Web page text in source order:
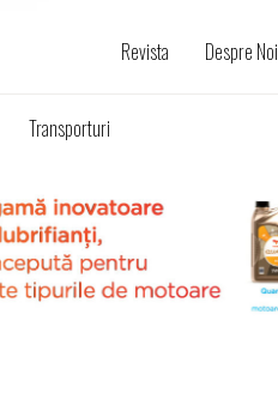
Revista Despre Noi
Transporturi